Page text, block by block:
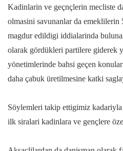
Kadinlarin ve geçnçlerin mecliste
olmasini savunanlar da emeklilerin
magdur edildigi iddialarinda
olarak gördükleri partilere giderek
yönetimlerinde bahsi geçen
daha çabuk üretilmesine katki
Söylemleri takip ettigimiz
ilk siralari kadinlara ve gençlere